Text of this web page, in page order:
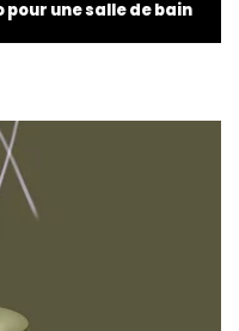
une salle de bain